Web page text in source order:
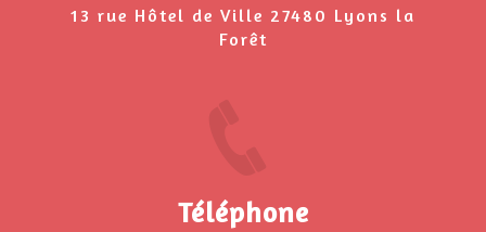
13 rue Hôtel de Ville 27480 Lyons la
Forêt
Téléphone